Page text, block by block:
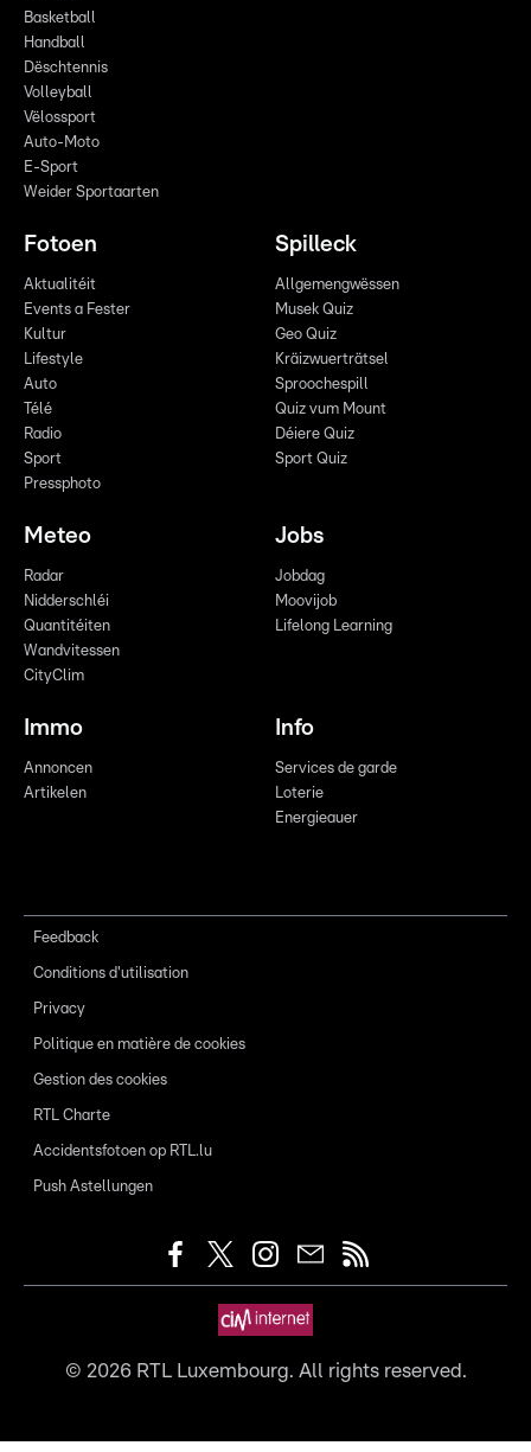
Basketball
Handball
Dëschtennis
Volleyball
Vëlossport
Auto-Moto
E-Sport
Weider Sportaarten
Fotoen
Aktualitéit
Events a Fester
Kultur
Lifestyle
Auto
Télé
Radio
Sport
Pressphoto
Spilleck
Allgemengwëssen
Musek Quiz
Geo Quiz
Kräizwuerträtsel
Sproochespill
Quiz vum Mount
Déiere Quiz
Sport Quiz
Meteo
Radar
Nidderschléi
Quantitéiten
Wandvitessen
CityClim
Jobs
Jobdag
Moovijob
Lifelong Learning
Immo
Annoncen
Artikelen
Info
Services de garde
Loterie
Energieauer
Feedback
Conditions d'utilisation
Privacy
Politique en matière de cookies
Gestion des cookies
RTL Charte
Accidentsfotoen op RTL.lu
Push Astellungen
© 2026RTL Luxembourg. All rights reserved.